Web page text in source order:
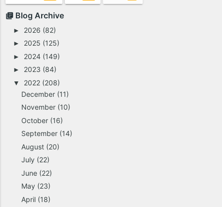
Blog Archive
► 2026 (82)
► 2025 (125)
► 2024 (149)
► 2023 (84)
▼ 2022 (208)
December (11)
November (10)
October (16)
September (14)
August (20)
July (22)
June (22)
May (23)
April (18)